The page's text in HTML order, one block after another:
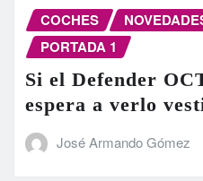
COCHES
PORTADA 1
Si el Defender
espera a verlo
José Armando Gómez